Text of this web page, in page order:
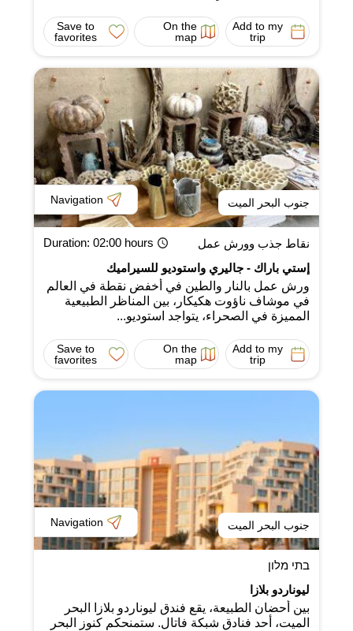
Add to my
trip
On the
map
Save to
favorites
جنوب البحر الميت Navigation
نقاط جذب وورش عمل Duration: 02:00 hours
إستي باراك - جاليري واستوديو للسيراميك
ورش عمل بالنار والطين في أخفض نقطة في العالم
في موشاف ناؤوت هكيكار، بين المناظر الطبيعية
المميزة في الصحراء، يتواجد استوديو...
Add to my
trip
On the
map
Save to
favorites
جنوب البحر الميت Navigation
בתי מלון
ليوناردو بلازا
بين أحضان الطبيعة، يقع فندق ليوناردو بلازا البحر
الميت، أحد فنادق شبكة فاتال. ستمنحكم كنوز البحر